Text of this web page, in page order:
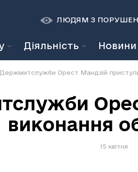
ЛЮДЯМ З
Діяльність Новини
Орест Мандзій
виконання
15 квітня